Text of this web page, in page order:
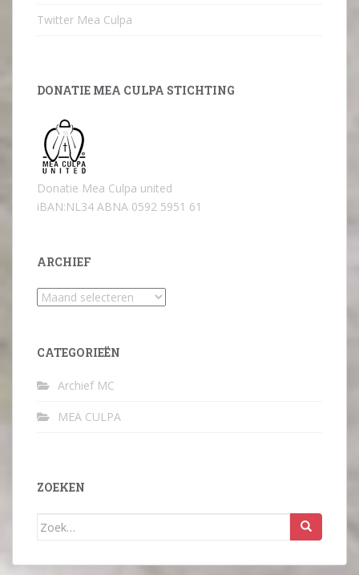
Twitter Mea Culpa
DONATIE MEA CULPA STICHTING
Donatie Mea Culpa united
iBAN:NL34 ABNA 0592 5951 61
ARCHIEF
Archief
CATEGORIEËN
Archief MC
MEA CULPA
ZOEKEN
Zoek